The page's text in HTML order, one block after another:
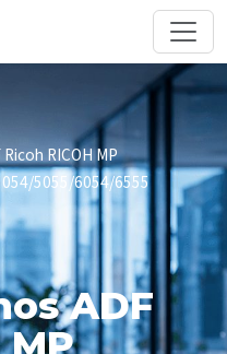
RICOH MP
5055/6054/6555
ADF
MP